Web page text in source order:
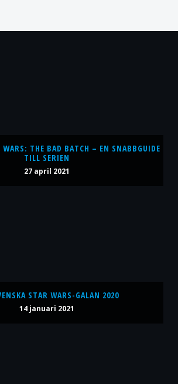
WARS: THE BAD BATCH – EN SNABBGUIDE
TILL SERIEN
27 april 2021
STAR WARS-GALAN 2020
14 januari 2021